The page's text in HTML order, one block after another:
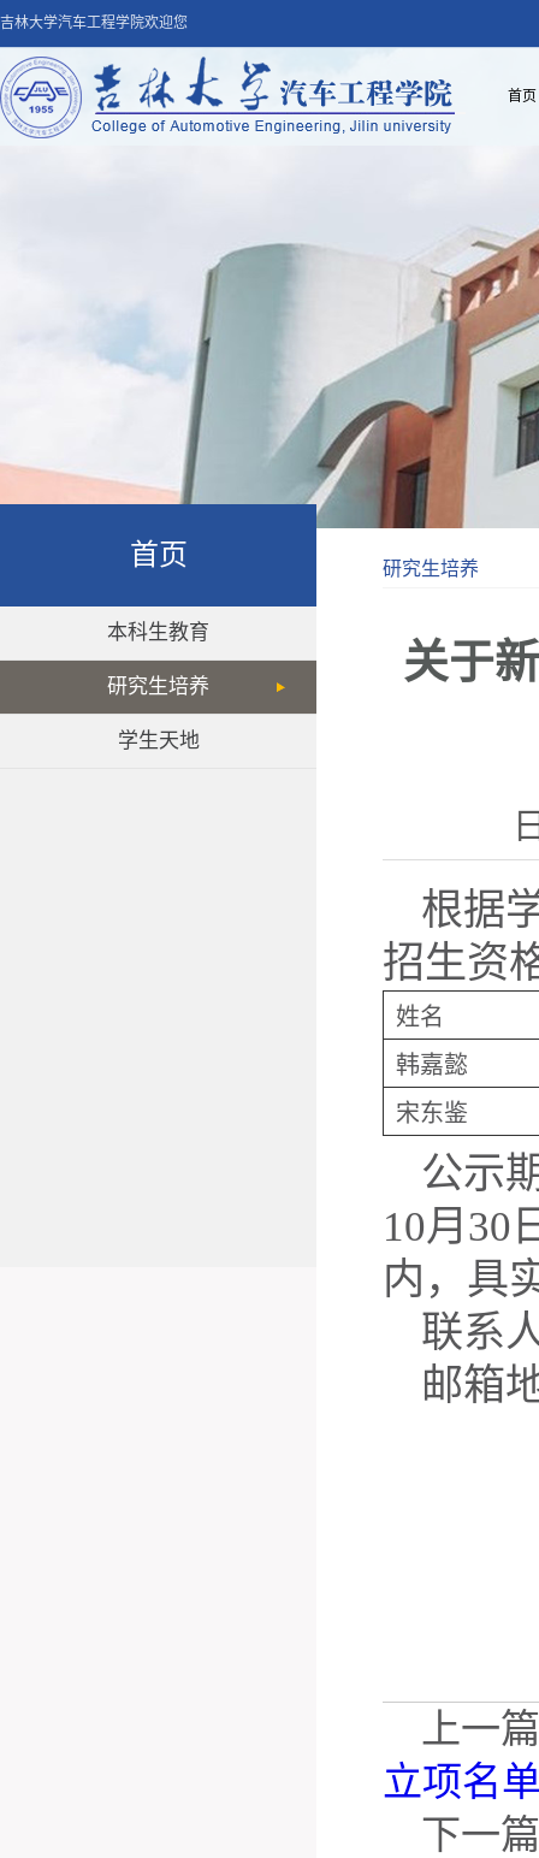
吉林大学汽车工程学院欢迎您
首页
首页
本科生教育
研究生培养
学生天地
研究生培养
关于
根据
招生资
姓名
韩嘉懿
宋东鉴
公示
10月30
内，具
联系
邮箱
上一
立项名
下一